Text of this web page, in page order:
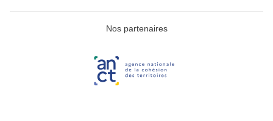
Nos partenaires